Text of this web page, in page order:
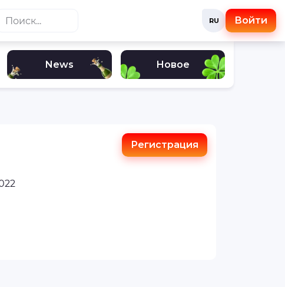
RU Войти
News Новое
Регистрация